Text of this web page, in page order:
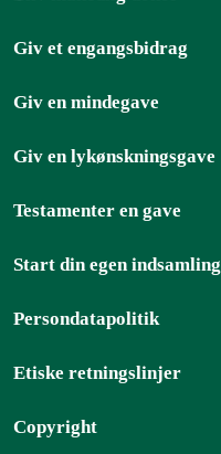
Giv et engangsbidrag
Giv en mindegave
Giv en lykønskningsgave
Testamenter en gave
Start din egen indsamling
Persondatapolitik
Etiske retningslinjer
Copyright